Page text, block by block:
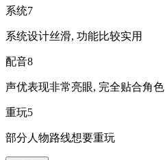
系统7
系统设计丝滑, 功能比较实用
配音8
声优表现非常亮眼, 完全贴合角色
重玩5
部分人物路线想要重玩